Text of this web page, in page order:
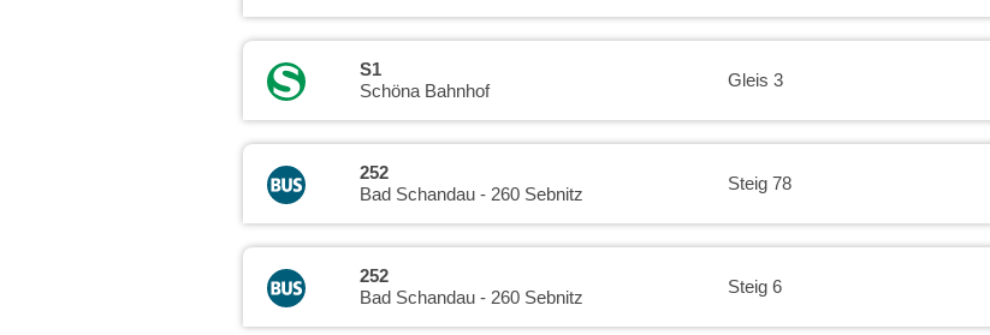
S1
Schöna Bahnhof
Gleis 3
252
Bad Schandau - 260 Sebnitz
Steig 78
252
Bad Schandau - 260 Sebnitz
Steig 6